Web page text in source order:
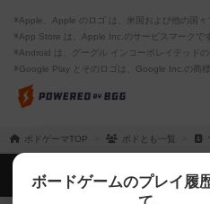
※Apple、Apple のロゴ は、米国および他の国々
※App Store は、Apple Inc.のサービスマークです
※Android は、グーグル インコーポレイテッドの
※Google Play とそのロゴは、Google Inc.の商標
ボドゲーマTOP ボドとも一覧
ボードゲームのプレイ履
ボドゲーマTOP